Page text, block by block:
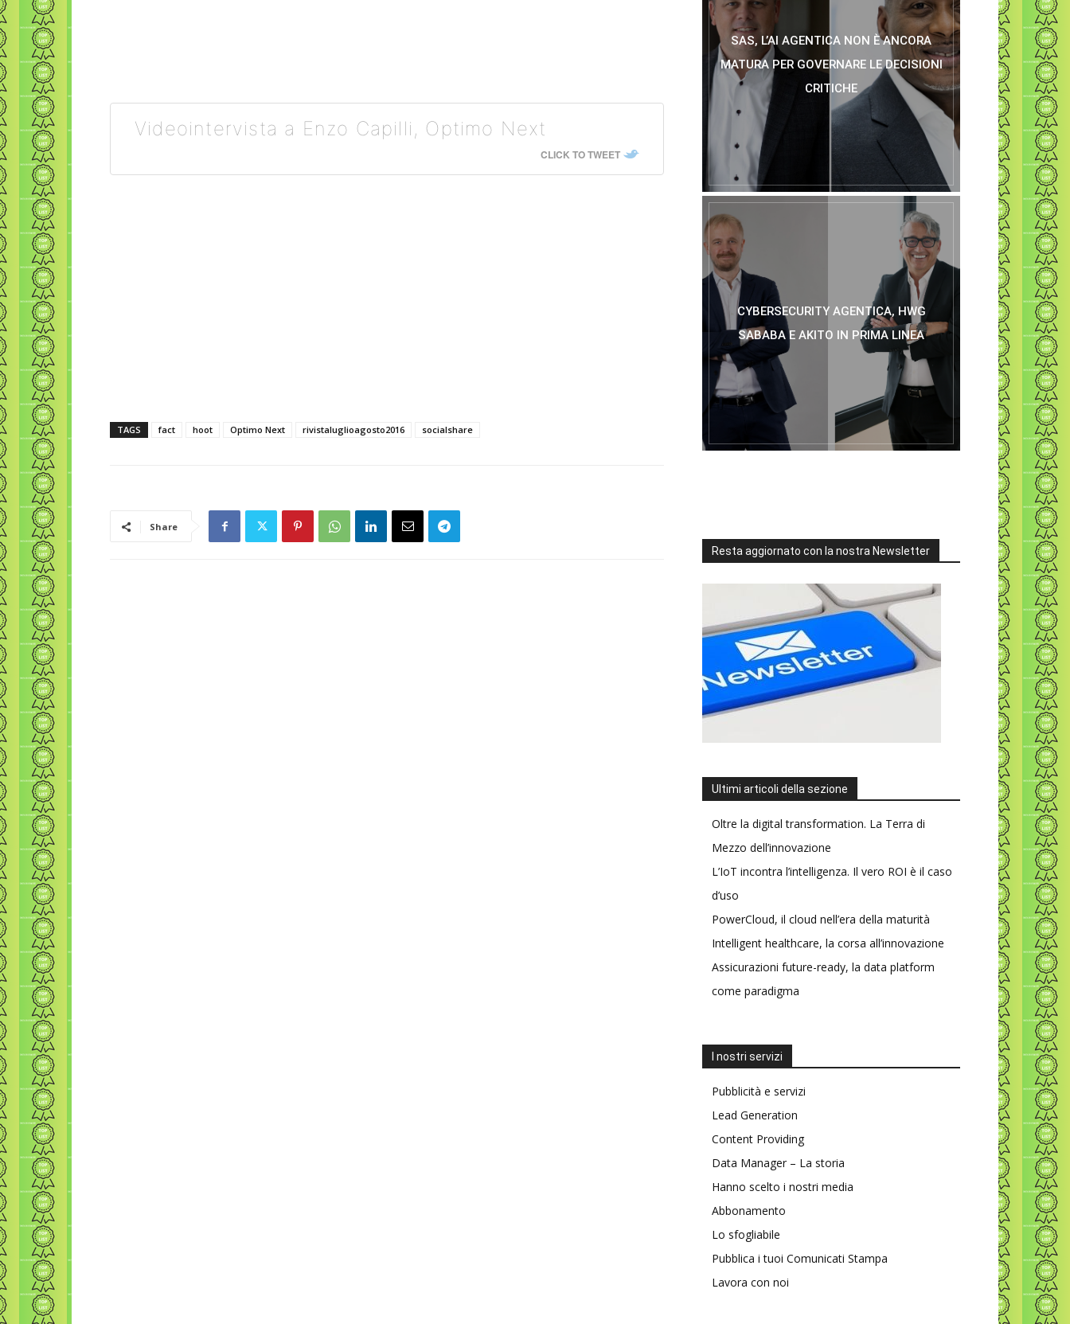
Videointervista a Enzo Capilli, Optimo Next
CLICK TO TWEET
TAGS fact hoot Optimo Next rivistaluglioagosto2016 socialshare
Share
SAS, L’AI AGENTICA NON È ANCORA
MATURA PER GOVERNARE LE DECISIONI
CRITICHE
CYBERSECURITY AGENTICA, HWG
SABABA E AKITO IN PRIMA LINEA
Resta aggiornato con la nostra Newsletter
Ultimi articoli della sezione
Oltre la digital transformation. La Terra di
Mezzo dell’innovazione
L’IoT incontra l’intelligenza. Il vero ROI è il caso
d’uso
PowerCloud, il cloud nell’era della maturità
Intelligent healthcare, la corsa all’innovazione
Assicurazioni future-ready, la data platform
come paradigma
I nostri servizi
Pubblicità e servizi
Lead Generation
Content Providing
Data Manager – La storia
Hanno scelto i nostri media
Abbonamento
Lo sfogliabile
Pubblica i tuoi Comunicati Stampa
Lavora con noi